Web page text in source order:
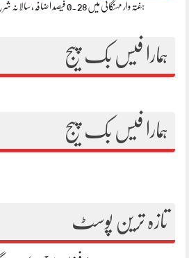
ہفتہ وار مہنگائی میں 0.28 فیصد اضافہ، سالانہ شرح 9.29 فیصد تک پہنچ گئی
ہمارا فیس بک پیج
ہمارا فیس بک پیج
تازہ ترین پوسٹ